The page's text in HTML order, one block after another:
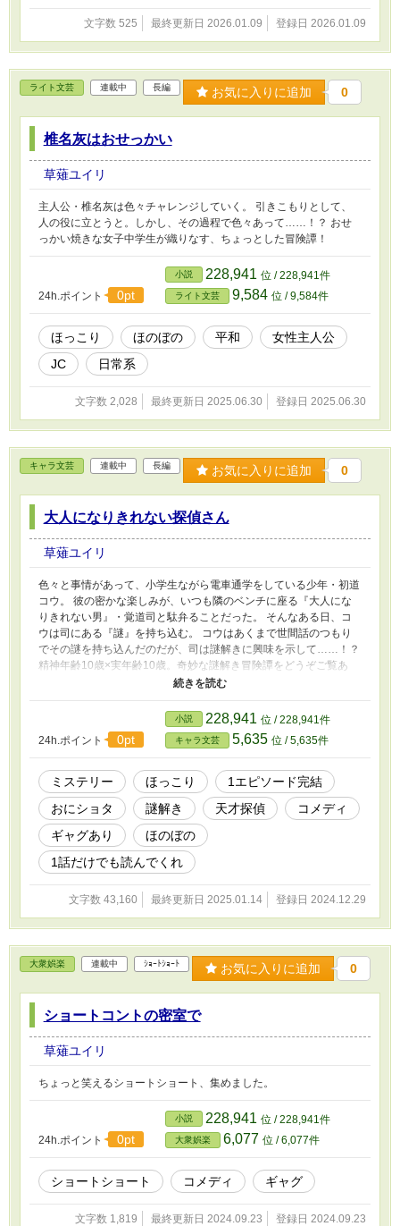
文字数 525 最終更新日 2026.01.09 登録日 2026.01.09
ライト文芸 連載中 長編 お気に入りに追加 0
椎名灰はおせっかい
草薙ユイリ
主人公・椎名灰は色々チャレンジしていく。 引きこもりとして、
人の役に立とうと。しかし、その過程で色々あって……！？ おせ
っかい焼きな女子中学生が織りなす、ちょっとした冒険譚！
24h.ポイント 0pt
小説 228,941 位 / 228,941件
ライト文芸 9,584 位 / 9,584件
ほっこり ほのぼの 平和
女性主人公
JC
日常系
文字数 2,028 最終更新日 2025.06.30 登録日 2025.06.30
キャラ文芸 連載中 長編 お気に入りに追加 0
大人になりきれない探偵さん
草薙ユイリ
色々と事情があって、小学生ながら電車通学をしている少年・初道
コウ。 彼の密かな楽しみが、いつも隣のベンチに座る『大人にな
りきれない男』・覚道司と駄弁ることだった。 そんなある日、コ
ウは司にある『謎』を持ち込む。 コウはあくまで世間話のつもり
でその謎を持ち込んだのだが、司は謎解きに興味を示して……！？
精神年齢10歳×実年齢10歳。奇妙な謎解き冒険譚をどうぞご覧あ
れ！ 一日一話更新……できたらいいなぁ。 （2024.1.16 ちょっと
（2024.2.1 忙しすぎて無理でした……でも絶対戻ってきますとい
24h.ポイント
0pt
小説 228,941 位 / 228,941件
キャラ文芸 5,635 位 / 5,635件
ミステリー ほっこり
1エピソード完結
おにショタ
謎解き 天才探偵
コメディ
ギャグあり
ほのぼの
1話だけでも読んでくれ
文字数 43,160 最終更新日 2025.01.14 登録日 2024.12.29
大衆娯楽 連載中 ｼｮｰﾄｼｮｰﾄ お気に入りに追加 0
ショートコントの密室で
草薙ユイリ
ちょっと笑えるショートショート、集めました。
24h.ポイント 0pt
小説 228,941 位 / 228,941件
大衆娯楽 6,077 位 / 6,077件
ショートショート コメディ ギャグ
文字数 1,819 最終更新日 2024.09.23 登録日 2024.09.23